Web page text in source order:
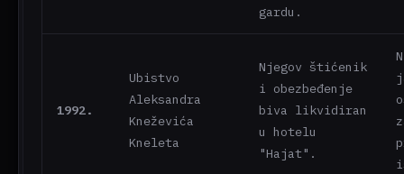
gardu.
1992.
Ubistvo
Aleksandra
Kneževića
Kneleta
Njegov štićenik
i obezbeđenje
biva likvidiran
u hotelu
"Hajat".